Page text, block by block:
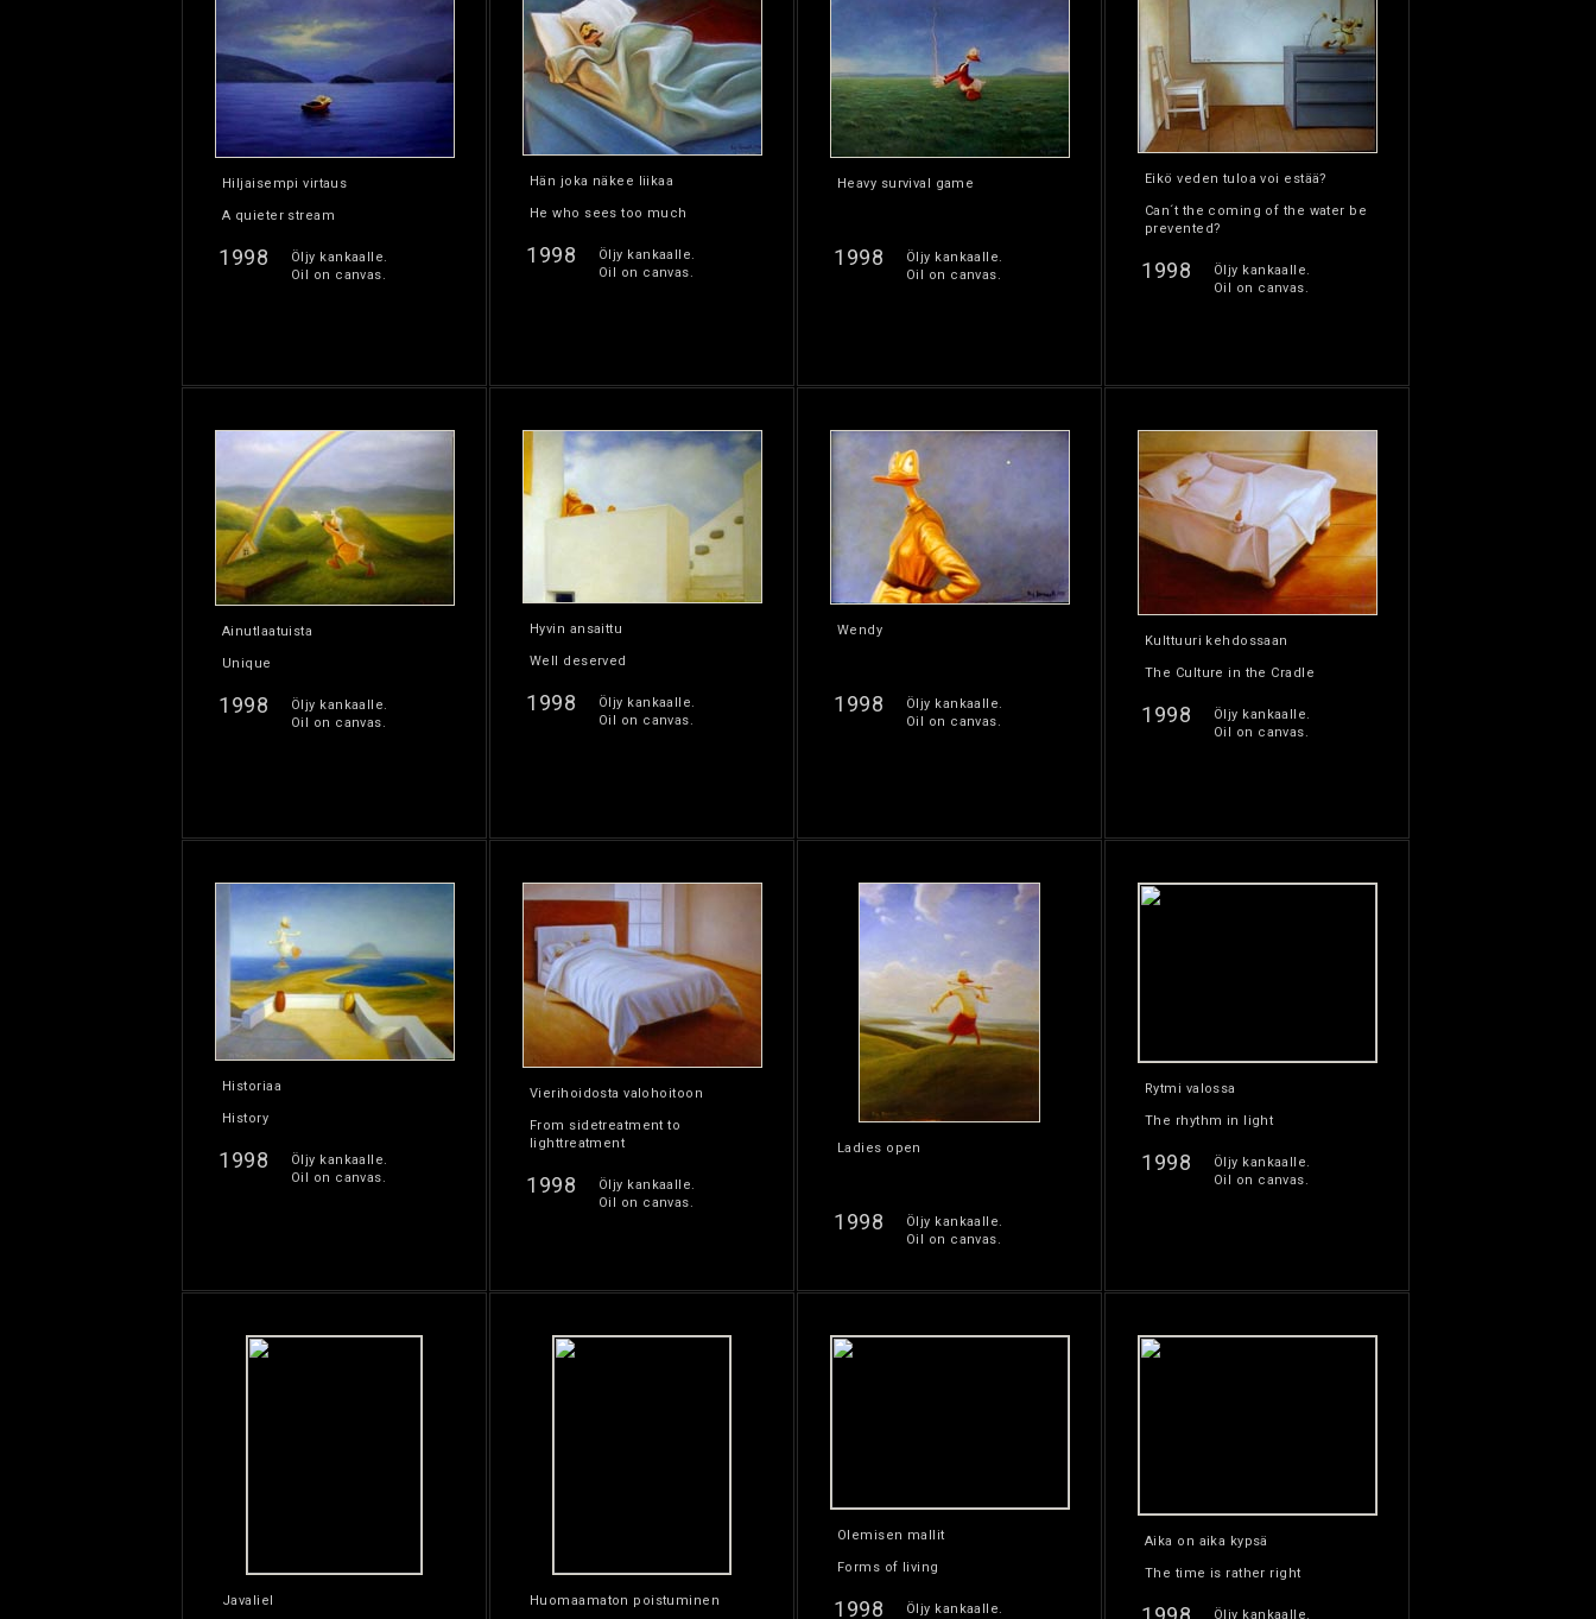
Hiljaisempi virtaus
A quieter stream
1998
Öljy kankaalle.
Oil on canvas.
Hän joka näkee liikaa
He who sees too much
1998
Öljy kankaalle.
Oil on canvas.
Heavy survival game
1998
Öljy kankaalle.
Oil on canvas.
Eikö veden tuloa voi estää?
Can´t the coming of the water be
prevented?
1998
Öljy kankaalle.
Oil on canvas.
Ainutlaatuista
Unique
1998
Öljy kankaalle.
Oil on canvas.
Hyvin ansaittu
Well deserved
1998
Öljy kankaalle.
Oil on canvas.
Wendy
1998
Öljy kankaalle.
Oil on canvas.
Kulttuuri kehdossaan
The Culture in the Cradle
1998
Öljy kankaalle.
Oil on canvas.
Historiaa
History
1998
Öljy kankaalle.
Oil on canvas.
Vierihoidosta valohoitoon
From sidetreatment to
lighttreatment
1998
Öljy kankaalle.
Oil on canvas.
Ladies open
1998
Öljy kankaalle.
Oil on canvas.
Rytmi valossa
The rhythm in light
1998
Öljy kankaalle.
Oil on canvas.
Javaliel Huomaamaton poistuminen
Olemisen mallit
Forms of living
1998
Öljy kankaalle.
Aika on aika kypsä
The time is rather right
Öljy kankaalle.